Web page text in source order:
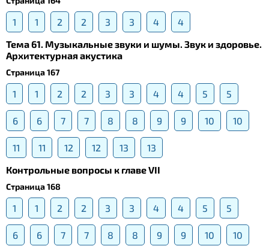
1 1 2 2 3 3 4
4
Тема 61. Музыкальные звуки и шумы. Звук и здоровье.
Архитектурная акустика
Страница 167
1 1 2 2 3 3 4 4 5 5
6 6 7 7 8 8 9 9 10 10
11 11 12 12 13
13
Контрольные вопросы к главе VII
Страница 168
1 1 2 2 3 3 4 4 5 5
6 6 7 7 8 8 9 9 10 10